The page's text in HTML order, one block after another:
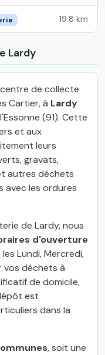
19.8 km
Lardy
de collecte
Cartier, à Lardy
(91). Cette
et aux
leurs
gravats,
autres déchets
avec les ordures
de Lardy, nous
d'ouverture
Lundi, Mercredi,
vos déchets à
de domicile,
est
dans la
, soit une